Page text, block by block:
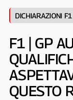
DICHIARAZIONI F1
F1 | GP
QUESTO